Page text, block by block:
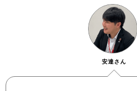
安達さん